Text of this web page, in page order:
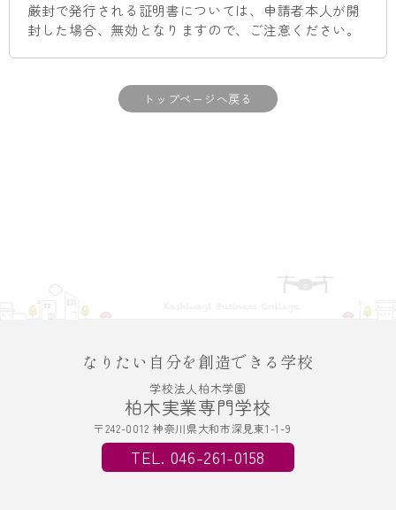
厳封で発行される証明書については、申請者本人が開
封した場合、無効となりますので、ご注意ください。
トップページへ戻る
なりたい自分を創造できる学校
学校法人柏木学園
柏木実業専門学校
〒242-0012 神奈川県大和市深見東1-1-9
TEL. 046-261-0158